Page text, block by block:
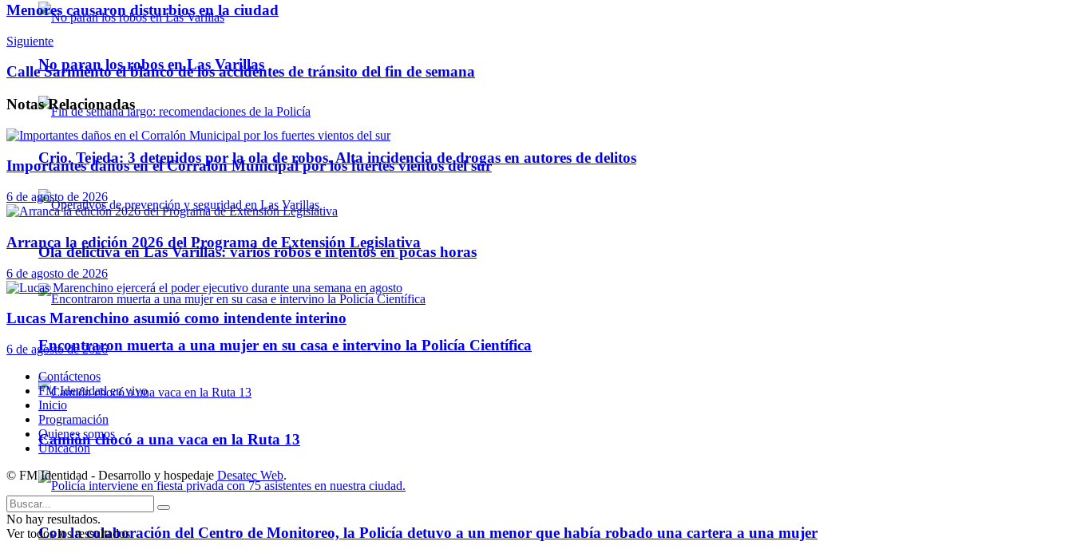
No paran los robos en Las Varillas
Crio. Tejeda: 3 detenidos por la ola de robos. Alta incidencia de drogas en autores de delitos
Ola delictiva en Las Varillas: varios robos e intentos en pocas horas
Encontraron muerta a una mujer en su casa e intervino la Policía Científica
Camión chocó a una vaca en la Ruta 13
Con la colaboración del Centro de Monitoreo, la Policía detuvo a un menor que había robado una cartera a una mujer
Menores causaron disturbios en la ciudad
Siguiente
Calle Sarmiento el blanco de los accidentes de tránsito del fin de semana
NotasRelacionadas
Importantes daños en el Corralón Municipal por los fuertes vientos del sur
6 de agosto de 2026
Arranca la edición 2026 del Programa de Extensión Legislativa
6 de agosto de 2026
Lucas Marenchino asumió como intendente interino
6 de agosto de 2026
Contáctenos
FM Identidad en vivo
Inicio
Programación
Quienes somos
Ubicación
© FM Identidad - Desarrollo y hospedaje Desatec Web.
No hay resultados.
Ver todos los ressultados